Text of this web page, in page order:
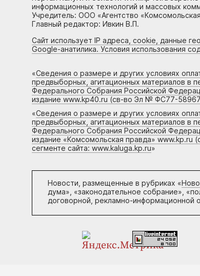
информационных технологий и массовых
Учредитель: ООО «Агентство
Главный редактор: Ивкин В.П.
Сайт использует IP адреса, cookie, данные
Google-анатилика. Условия использования
«Сведения о размере и других условиях
предвыборных, агитационных материалов в
Федерального Собрания Российской
издание www.kp40.ru (св-во Эл № ФС77-58967
«Сведения о размере и других условиях
предвыборных, агитационных материалов в
Федерального Собрания Российской
издание «Комсомольская правда»
сегменте сайта: www.kaluga.kp.ru»
Новости, размещенные в рубриках «
дума», «законодательное собрание»,
договорной, рекламно-информационной